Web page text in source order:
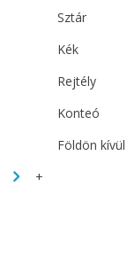
Sztár
Kék
Rejtély
Konteó
Földön kívül
+